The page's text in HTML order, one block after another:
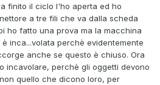
finito il ciclo l'ho aperta ed ho
a tre fili che va dalla scheda
ho fatto una prova ma la macchina
inca...volata perchè evidentemente
anche se questo è chiuso. Ora
incavolare, perchè gli oggetti devono
quello che dicono loro, per